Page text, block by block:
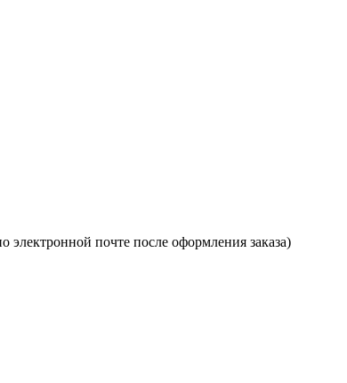
почте после оформления заказа)